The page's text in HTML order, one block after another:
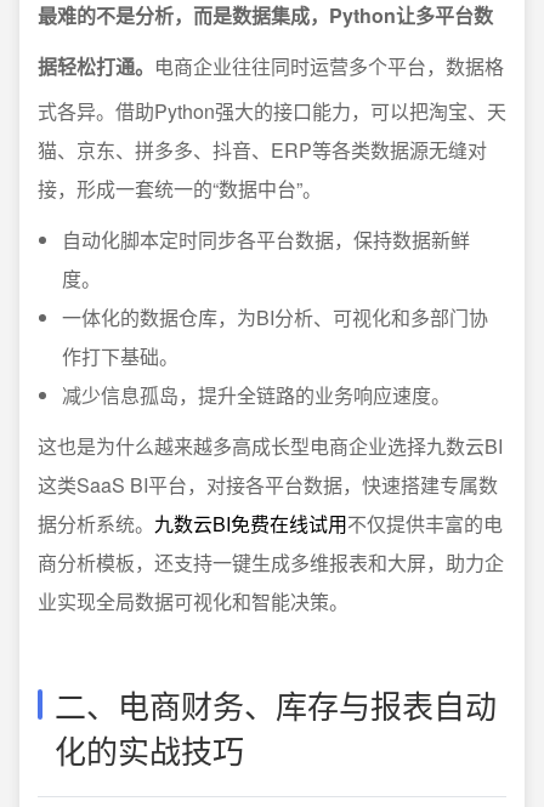
最难的不是分析，而是数据集成，Python让多平台数
据轻松打通。 电商企业往往同时运营多个平台，数据格
式各异。借助Python强大的接口能力，可以把淘宝、天
猫、京东、拼多多、抖音、ERP等各类数据源无缝对
接，形成一套统一的“数据中台”。
自动化脚本定时同步各平台数据，保持数据新鲜
度。
一体化的数据仓库，为BI分析、可视化和多部门协
作打下基础。
减少信息孤岛，提升全链路的业务响应速度。
这也是为什么越来越多高成长型电商企业选择九数云BI
这类SaaS BI平台，对接各平台数据，快速搭建专属数
据分析系统。 九数云BI免费在线试用不仅提供丰富的电
商分析模板，还支持一键生成多维报表和大屏，助力企
业实现全局数据可视化和智能决策。
二、电商财务、库存与报表自动
化的实战技巧